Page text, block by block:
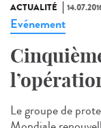
ACTUALITÉ
Evénement
Le groupe de